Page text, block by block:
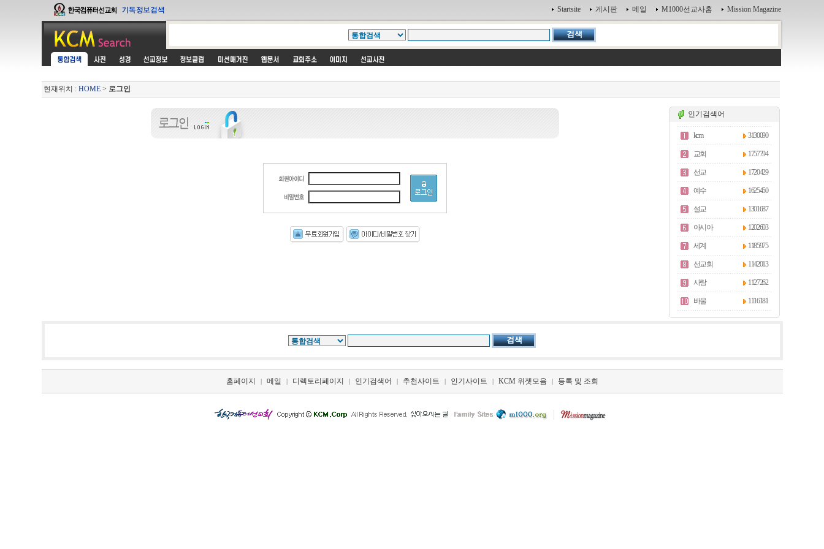
Startsite 게시판 메일 M1000선교사홈 Mission Magazine
현재위치 : HOME> 로그인
인기검색어
kcm 3130090
교회 1757794
선교 1720429
예수 1625450
설교 1301687
아시아 1202603
세계 1185975
선교회 1142013
사랑 1127262
바울 1116181
홈페이지 | 메일 | 디렉토리페이지 | 인기검색어 | 추천사이트 | 인기사이트 | KCM 위젯모음 | 등록 및 조회